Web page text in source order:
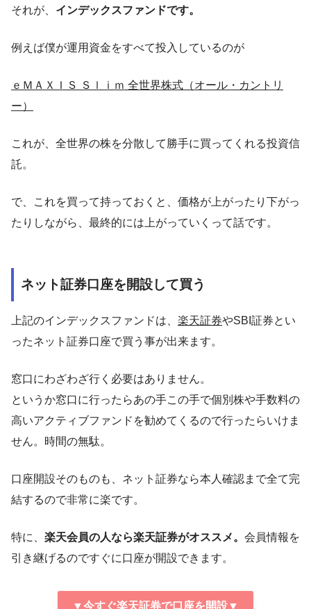
それが、 インデックスファンドです。
例えば僕が運用資金をすべて投入しているのが
ｅＭＡＸＩＳ Ｓｌｉｍ 全世界株式（オール・カントリ
ー）
これが、全世界の株を分散して勝手に買ってくれる投資信
託。
で、これを買って持っておくと、価格が上がったり下がっ
たりしながら、最終的には上がっていくって話です。
ネット証券口座を開設して買う
上記のインデックスファンドは、 楽天証券やSBI証券とい
ったネット証券口座で買う事が出来ます。
窓口にわざわざ行く必要はありません。
というか窓口に行ったらあの手この手で個別株や手数料の
高いアクティブファンドを勧めてくるので行ったらいけま
せん。時間の無駄。
口座開設そのものも、ネット証券なら本人確認まで全て完
結するので非常に楽です。
特に、 楽天会員の人なら楽天証券がオススメ。 会員情報を
引き継げるのですぐに口座が開設できます。
▼今すぐ楽天証券で口座を開設▼